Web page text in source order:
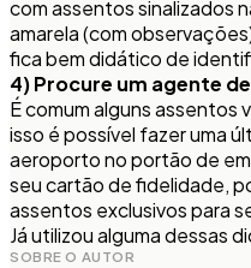
com assentos sinalizados
amarela (com
fica bem didático de
4) Procure um agente
É comum alguns assentos
isso é possível fazer uma
aeroporto no portão de
seu cartão de fidelidade,
assentos exclusivos para
Já utilizou alguma dessas
SOBRE O AUTOR